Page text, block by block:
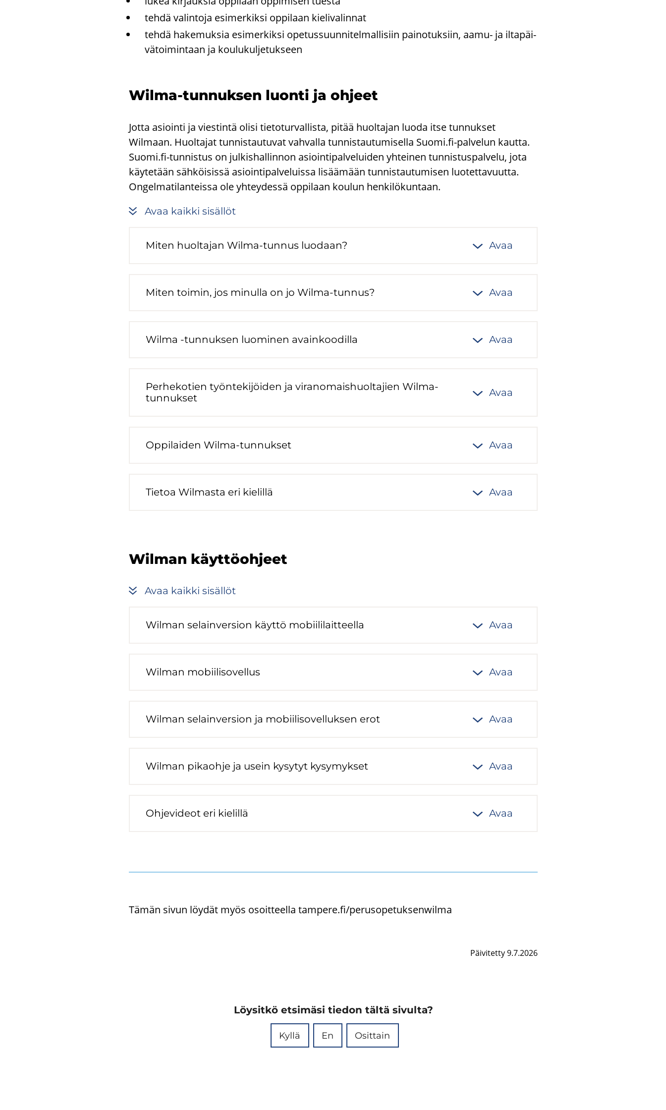
tehdä va­lin­to­ja esi­mer­kik­si op­pi­laan kie­li­va­lin­nat
tehdä ha­ke­muk­sia esi­mer­kik­si ope­tus­suun­ni­tel­mal­li­siin pai­no­tuk­siin, aamu- ja il­ta­päi­
vä­toi­min­taan ja kou­lu­kul­je­tuk­seen
Wilma-​tunnuksen luon­ti ja oh­jeet
Jotta asiointi ja viestintä olisi tietoturvallista, pitää huoltajan luoda itse tunnukset
Wilmaan. Huoltajat tunnistautuvat vahvalla tunnistautumisella Suomi.fi-palvelun kautta.
Suomi.fi-tunnistus on julkishallinnon asiointipalveluiden yhteinen tunnistuspalvelu, jota
käytetään sähköisissä asiointipalveluissa lisäämään tunnistautumisen luotettavuutta.
Ongelmatilanteissa ole yhteydessä oppilaan koulun henkilökuntaan.
Avaa kaik­ki si­säl­löt
Miten huol­ta­jan Wilma-​tunnus luo­daan? Avaa
Miten toi­min, jos mi­nul­la on jo Wilma-​tunnus? Avaa
Wilma -​tunnuksen luo­mi­nen avain­koo­dil­la Avaa
Per­he­ko­tien työn­te­ki­jöi­den ja vi­ran­omais­huol­ta­jien Wilma-​
tunnukset
Avaa
Op­pi­lai­den Wilma-​tunnukset Avaa
Tie­toa Wilmasta eri kie­lil­lä Avaa
Wilman käyt­tö­oh­jeet
Avaa kaik­ki si­säl­löt
Wilman se­lain­ver­sion käyt­tö mo­bii­li­lait­teel­la Avaa
Wilman mo­bii­li­so­vel­lus Avaa
Wilman se­lain­ver­sion ja mo­bii­li­so­vel­luk­sen erot Avaa
Wilman pi­kaoh­je ja usein ky­sy­tyt ky­sy­myk­set Avaa
Oh­je­vi­deot eri kie­lil­lä Avaa
Tämän sivun löy­dät myös osoit­teel­la tam­pe­re.fi/perusopetuksenwilma
Päivitetty 9.7.2026
Löysitkö etsimäsi tiedon tältä sivulta?
Kyllä En Osittain